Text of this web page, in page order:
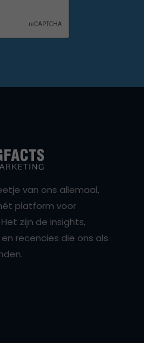
van ons allemaal,
platform voor
zijn de insights,
recencies die ons als